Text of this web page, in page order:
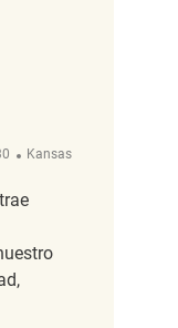
Ubicación
Kansas